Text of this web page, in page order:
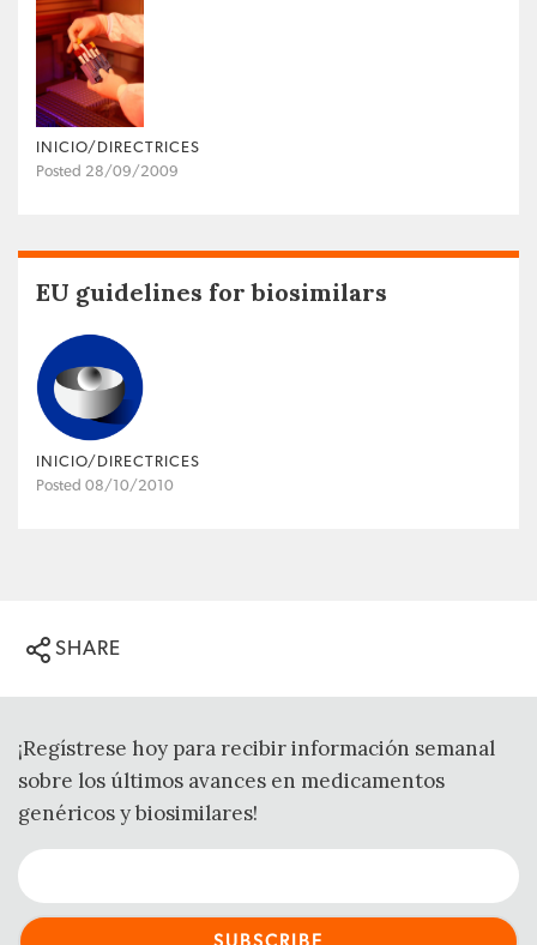
INICIO/DIRECTRICES
Posted 28/09/2009
EU guidelines for biosimilars
INICIO/DIRECTRICES
Posted 08/10/2010
SHARE
¡Regístrese hoy para recibir información semanal
sobre los últimos avances en medicamentos
genéricos y biosimilares!